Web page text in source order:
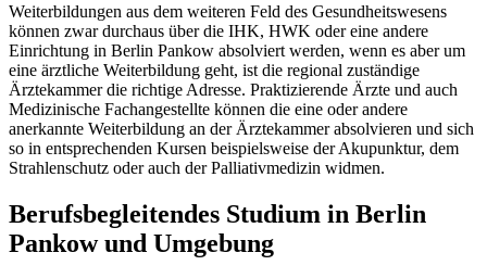
Weiterbildungen aus dem weiteren Feld des Gesundheitswesens
können zwar durchaus über die IHK, HWK oder eine andere
Einrichtung in Berlin Pankow absolviert werden, wenn es aber um
eine ärztliche Weiterbildung geht, ist die regional zuständige
Ärztekammer die richtige Adresse. Praktizierende Ärzte und auch
Medizinische Fachangestellte können die eine oder andere
anerkannte Weiterbildung an der Ärztekammer absolvieren und sich
so in entsprechenden Kursen beispielsweise der Akupunktur, dem
Strahlenschutz oder auch der Palliativmedizin widmen.
Berufsbegleitendes Studium in Berlin
Pankow und Umgebung